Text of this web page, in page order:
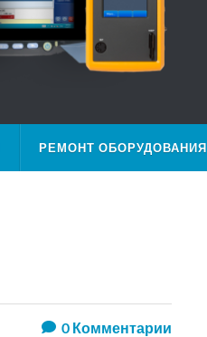
РЕМОНТ ОБОРУДОВАНИЯ
0Комментарии